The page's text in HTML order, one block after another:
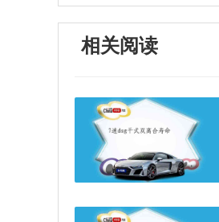
相关阅读